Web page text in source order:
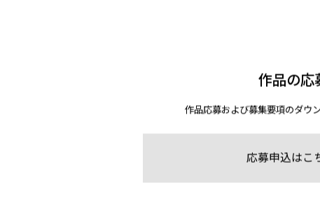
作品の応
作品応募および募集要項のダウ
応募申込はこ